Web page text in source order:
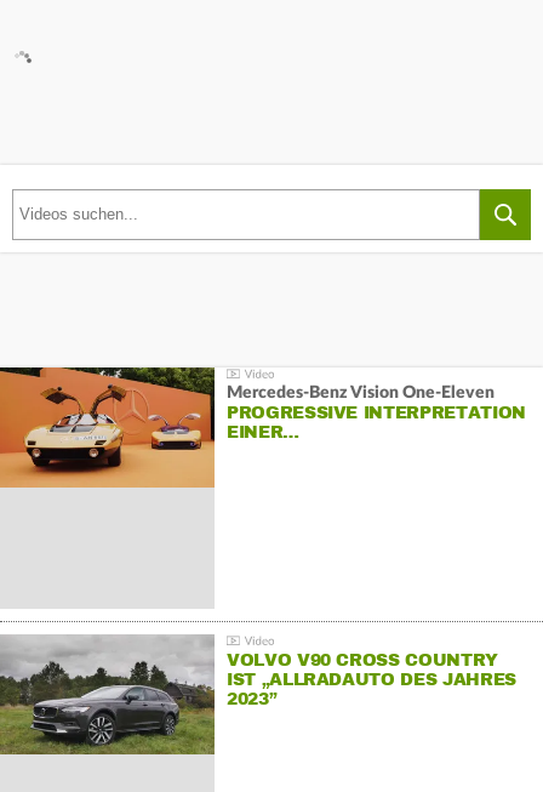
Mercedes-Benz Vision One-Eleven
PROGRESSIVE INTERPRETATION
EINER…
VOLVO V90 CROSS COUNTRY
IST „ALLRADAUTO DES JAHRES
2023”